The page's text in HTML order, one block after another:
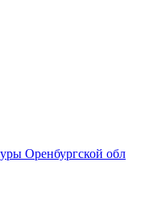
Оренбургской обл